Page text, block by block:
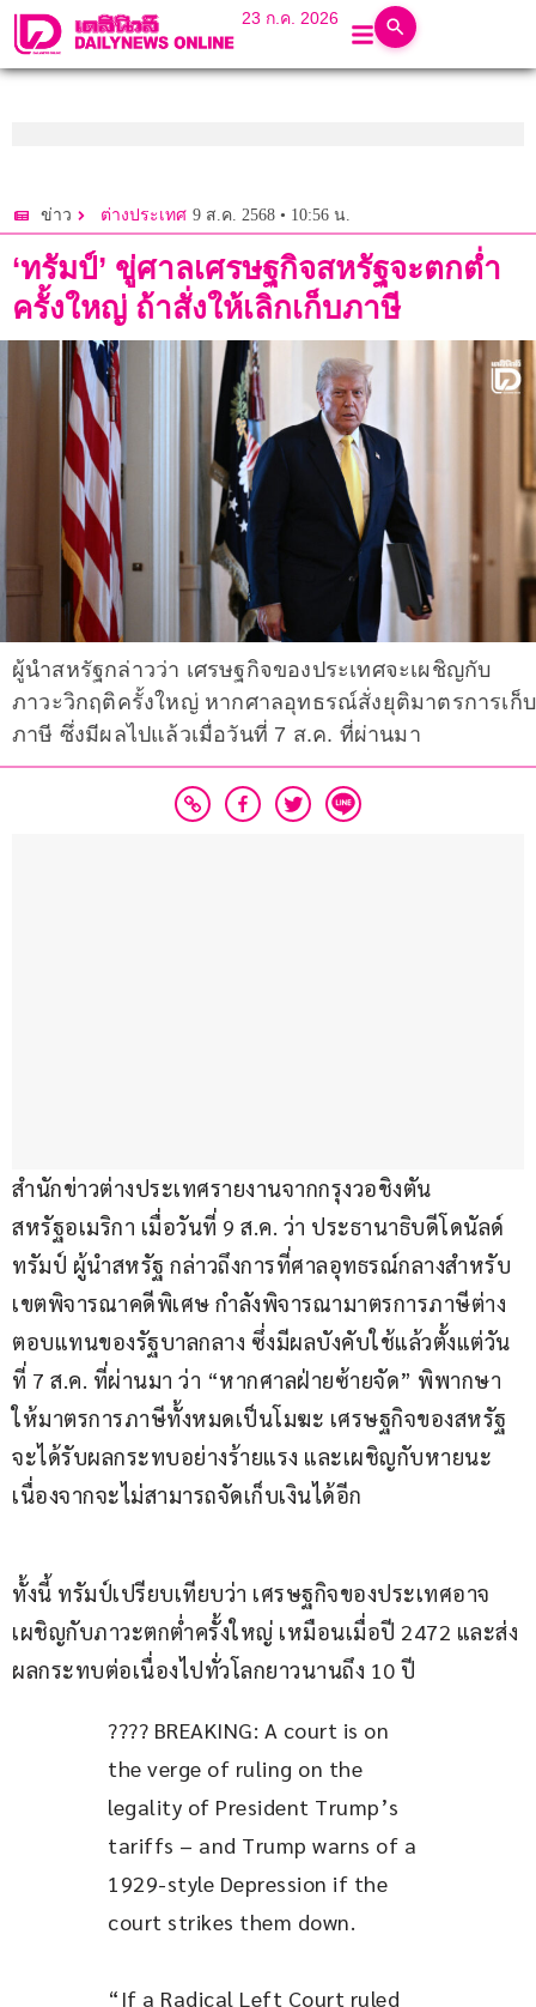
23 ก.ค. 2026
ข่าว ต่างประเทศ 9 ส.ค. 2568 • 10:56 น.
‘ทรัมป์’ ขู่ศาลเศรษฐกิจสหรัฐจะตกต่ำ
ครั้งใหญ่ ถ้าสั่งให้เลิกเก็บภาษี
ผู้นำสหรัฐกล่าวว่า เศรษฐกิจของประเทศจะเผชิญกับ
ภาวะวิกฤติครั้งใหญ่ หากศาลอุทธรณ์สั่งยุติมาตรการเก็บ
ภาษี ซึ่งมีผลไปแล้วเมื่อวันที่ 7 ส.ค. ที่ผ่านมา
สำนักข่าวต่างประเทศรายงานจากกรุงวอชิงตัน
สหรัฐอเมริกา เมื่อวันที่ 9 ส.ค. ว่า ประธานาธิบดีโดนัลด์
ทรัมป์ ผู้นำสหรัฐ กล่าวถึงการที่ศาลอุทธรณ์กลางสำหรับ
เขตพิจารณาคดีพิเศษ กำลังพิจารณามาตรการภาษีต่าง
ตอบแทนของรัฐบาลกลาง ซึ่งมีผลบังคับใช้แล้วตั้งแต่วัน
ที่ 7 ส.ค. ที่ผ่านมา ว่า “หากศาลฝ่ายซ้ายจัด” พิพากษา
ให้มาตรการภาษีทั้งหมดเป็นโมฆะ เศรษฐกิจของสหรัฐ
จะได้รับผลกระทบอย่างร้ายแรง และเผชิญกับหายนะ
เนื่องจากจะไม่สามารถจัดเก็บเงินได้อีก
ทั้งนี้ ทรัมป์เปรียบเทียบว่า เศรษฐกิจของประเทศอาจ
เผชิญกับภาวะตกต่ำครั้งใหญ่ เหมือนเมื่อปี 2472 และส่ง
ผลกระทบต่อเนื่องไปทั่วโลกยาวนานถึง 10 ปี
???? BREAKING: A court is on
the verge of ruling on the
legality of President Trump’s
tariffs – and Trump warns of a
1929-style Depression if the
court strikes them down.
“If a Radical Left Court ruled